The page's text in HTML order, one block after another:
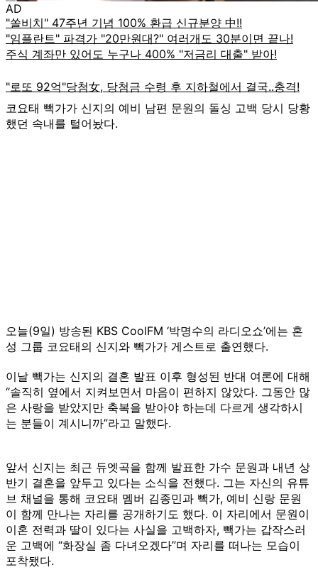
AD
코요태 빽가가 신지의 예비 남편 문원의 돌싱 고백 당시 당황
했던 속내를 털어놨다.
오늘(9일) 방송된 KBS CoolFM ‘박명수의 라디오쇼’에는 혼
성 그룹 코요태의 신지와 빽가가 게스트로 출연했다.
이날 빽가는 신지의 결혼 발표 이후 형성된 반대 여론에 대해
“솔직히 옆에서 지켜보면서 마음이 편하지 않았다. 그동안 많
은 사랑을 받았지만 축복을 받아야 하는데 다르게 생각하시
는 분들이 계시니까”라고 말했다.
앞서 신지는 최근 듀엣곡을 함께 발표한 가수 문원과 내년 상
반기 결혼을 앞두고 있다는 소식을 전했다. 그는 자신의 유튜
브 채널을 통해 코요태 멤버 김종민과 빽가, 예비 신랑 문원
이 함께 만나는 자리를 공개하기도 했다. 이 자리에서 문원이
이혼 전력과 딸이 있다는 사실을 고백하자, 빽가는 갑작스러
운 고백에 “화장실 좀 다녀오겠다”며 자리를 떠나는 모습이
포착됐다.